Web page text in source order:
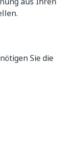
Sie die